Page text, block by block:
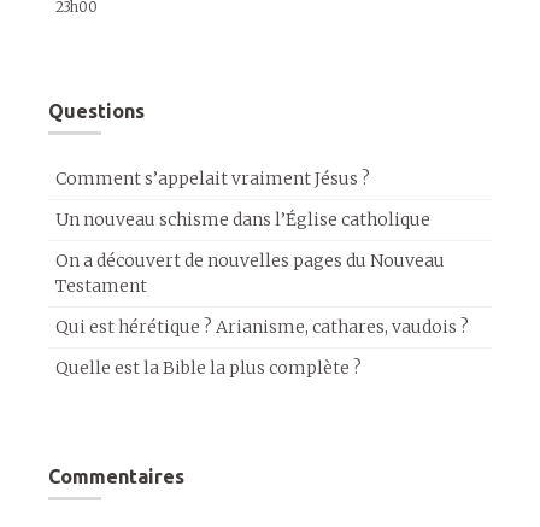
23h00
Questions
Comment s’appelait vraiment Jésus ?
Un nouveau schisme dans l’Église catholique
On a découvert de nouvelles pages du Nouveau
Testament
Qui est hérétique ? Arianisme, cathares, vaudois ?
Quelle est la Bible la plus complète ?
Commentaires